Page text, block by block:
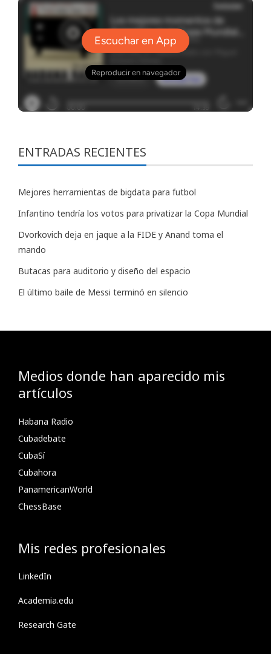
ENTRADAS RECIENTES
Mejores herramientas de bigdata para futbol
Infantino tendría los votos para privatizar la Copa Mundial
Dvorkovich deja en jaque a la FIDE y Anand toma el
mando
Butacas para auditorio y diseño del espacio
El último baile de Messi terminó en silencio
Medios donde han aparecido mis
artículos
Habana Radio
Cubadebate
CubaSí
Cubahora
PanamericanWorld
ChessBase
Mis redes profesionales
LinkedIn
Academia.edu
Research Gate